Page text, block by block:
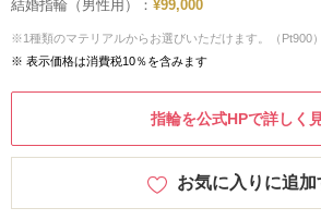
結婚指輪（男性用）： ¥99,000
※1種類のマテリアルからお選びいただけます。（Pt900）
※ 表示価格は消費税10％を含みます
指輪を公式HPで詳しく
お気に入りに追加